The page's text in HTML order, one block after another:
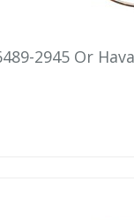
2945 Or